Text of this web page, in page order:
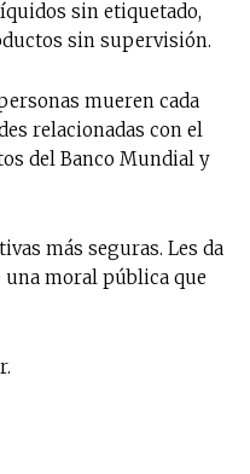
sin etiquetado,
sin supervisión.
mueren cada
relacionadas con el
del Banco Mundial y
más seguras. Les da
una moral pública que